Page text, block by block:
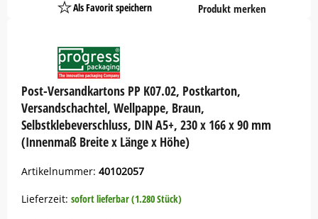
Post-Versandkartons PP K07.02, Postkarton,
Versandschachtel, Wellpappe, Braun,
Selbstklebeverschluss, DIN A5+, 230 x 166 x 90 mm
(Innenmaß Breite x Länge x Höhe)
Artikelnummer: 40102057
Lieferzeit: sofort lieferbar (1.280 Stück)
Als Favorit speichern
PlatzhalterProdukt merken